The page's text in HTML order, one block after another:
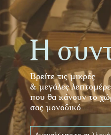
Η
Βρείτε τις μικρές
& μεγάλες
που θα κάνουν το
σας μοναδικό